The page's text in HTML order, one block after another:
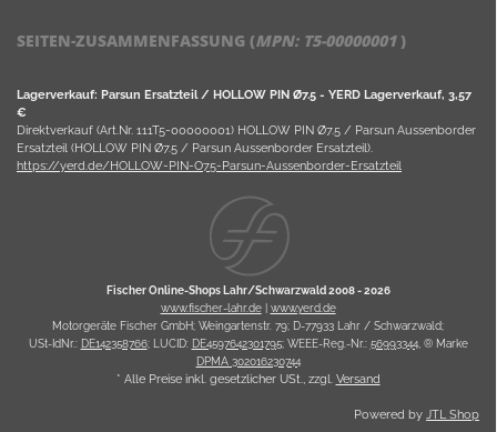
SEITEN-ZUSAMMENFASSUNG (MPN: T5-00000001)
Lagerverkauf: Parsun Ersatzteil / HOLLOW PIN Ø7.5 - YERD Lagerverkauf, 3,57
€
Direktverkauf (Art.Nr. 111T5-00000001) HOLLOW PIN Ø7.5 / Parsun Aussenborder
Ersatzteil (HOLLOW PIN Ø7.5 / Parsun Aussenborder Ersatzteil).
https://yerd.de/HOLLOW-PIN-O75-Parsun-Aussenborder-Ersatzteil
Fischer Online-Shops Lahr/Schwarzwald 2008 -2026
www.fischer-lahr.de| www.yerd.de
Motorgeräte Fischer GmbH; Weingartenstr. 79; D-77933 Lahr / Schwarzwald;
USt-IdNr.: DE142358766; LUCID: DE4597642301795; WEEE-Reg.-Nr.: 56993344, ® Marke
DPMA 302016230744
* Alle Preise inkl. gesetzlicher USt., zzgl. Versand
Powered byJTL Shop